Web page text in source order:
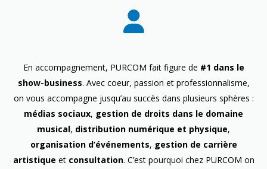
En accompagnement, PURCOM fait figure de #1 dans le
show-business. Avec coeur, passion et professionnalisme,
on vous accompagne jusqu’au succès dans plusieurs sphères :
médias sociaux, gestion de droits dans le domaine
musical, distribution numérique et physique,
organisation d’événements, gestion de carrière
artistique etconsultation. C’est pourquoi chez PURCOM on